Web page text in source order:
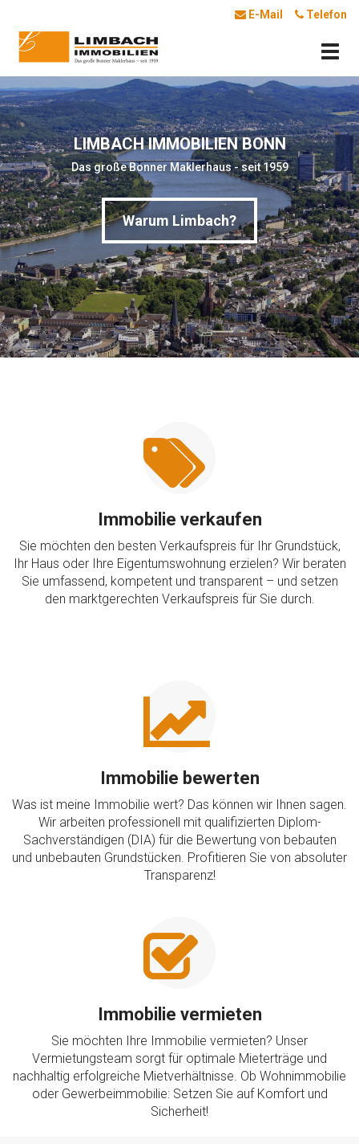
Telefon
E-Mail
LIMBACH IMMOBILIEN BONN
Das große Bonner Maklerhaus - seit 1959
Warum Limbach?
Immobilie verkaufen
Sie möchten den besten Verkaufspreis für Ihr Grundstück,
Ihr Haus oder Ihre Eigentumswohnung erzielen? Wir beraten
Sie umfassend, kompetent und transparent – und setzen
den marktgerechten Verkaufspreis für Sie durch.
Immobilie bewerten
Was ist meine Immobilie wert? Das können wir Ihnen sagen.
Wir arbeiten professionell mit qualifizierten Diplom-
Sachverständigen (DIA) für die Bewertung von bebauten
und unbebauten Grundstücken. Profitieren Sie von absoluter
Transparenz!
Immobilie vermieten
Sie möchten Ihre Immobilie vermieten? Unser
Vermietungsteam sorgt für optimale Mieterträge und
nachhaltig erfolgreiche Mietverhältnisse. Ob Wohnimmobilie
oder Gewerbeimmobilie: Setzen Sie auf Komfort und
Sicherheit!